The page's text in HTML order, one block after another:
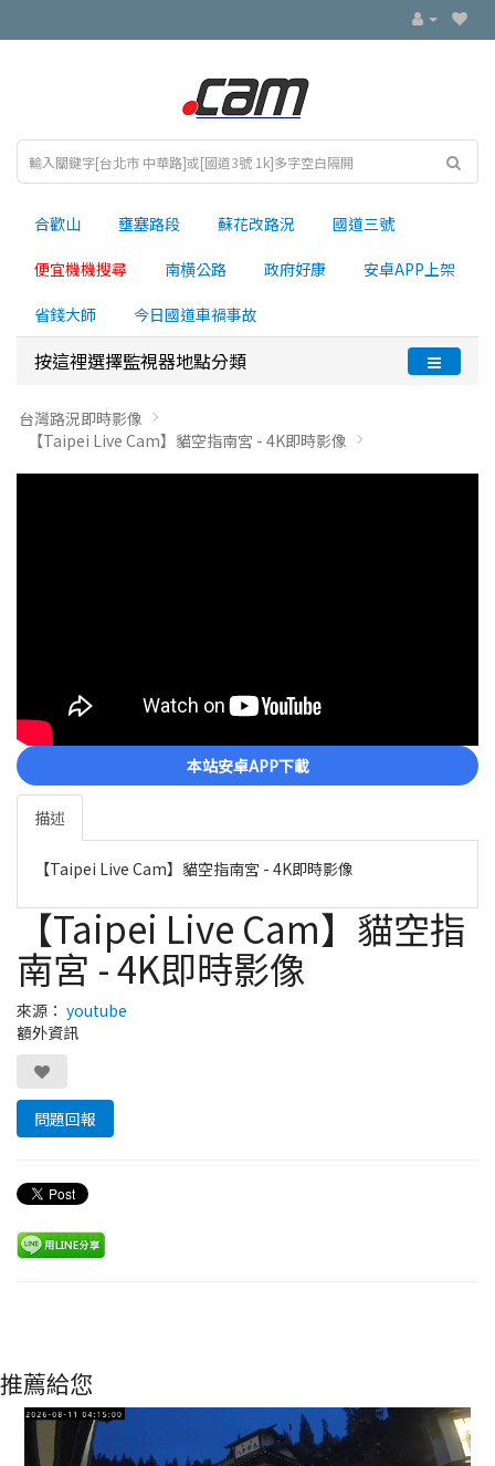
合歡山 壅塞路段 蘇花改路況 國道三號
便宜機機搜尋 南横公路 政府好康 安卓APP上架
省錢大師 今日國道車禍事故
按這裡選擇監視器地點分類
台灣路況即時影像
【Taipei Live Cam】貓空指南宮 - 4K即時影像
本站安卓APP下載
描述
【Taipei Live Cam】貓空指南宮 - 4K即時影像
【Taipei Live Cam】貓空指
南宮 - 4K即時影像
來源： youtube
額外資訊
問題回報
推薦給您